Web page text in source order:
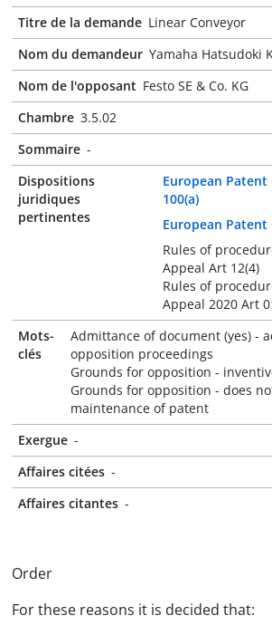
Titre de la demande Linear Conveyor
Nom du demandeur Yamaha Hatsudoki
Nom de l'opposant Festo SE & Co. KG
Chambre 3.5.02
Sommaire -
Dispositions
juridiques
pertinentes
European
100(a)
European
Rules of
Appeal Art 12(4)
Rules of
Appeal 2020 Art
Mots-
clés
Admittance of document (yes) -
opposition proceedings
Grounds for opposition -
Grounds for opposition - does
maintenance of patent
Exergue -
Affaires citées -
Affaires citantes -
Order
For these reasons it is decided that: